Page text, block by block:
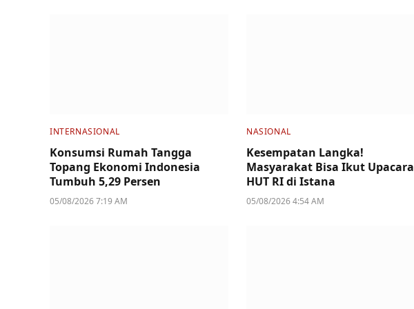
INTERNASIONAL
Konsumsi Rumah Tangga
Topang Ekonomi Indonesia
Tumbuh 5,29 Persen
05/08/2026 7:19 AM
NASIONAL
Kesempatan Langka!
Masyarakat Bisa Ikut Upacara
HUT RI di Istana
05/08/2026 4:54 AM